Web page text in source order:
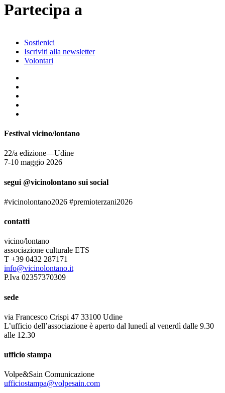
Partecipa a
Sostienici
Iscriviti alla newsletter
Volontari
Festival vicino/lontano
22/a edizione—Udine
7-10 maggio 2026
segui @vicinolontano sui social
#vicinolontano2026 #premioterzani2026
contatti
vicino/lontano
associazione culturale ETS
T +39 0432 287171
info@vicinolontano.it
P.Iva 02357370309
sede
via Francesco Crispi 47 33100 Udine
L’ufficio dell’associazione è aperto dal lunedì al venerdì dalle 9.30
alle 12.30
ufficio stampa
Volpe&Sain Comunicazione
ufficiostampa@volpesain.com